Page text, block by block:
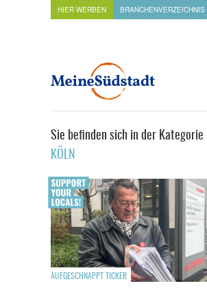
HIER WERBEN BRANCHENVERZEICHNIS
Sie befinden sich in der Kategorie
KÖLN
AUFGESCHNAPPT TICKER